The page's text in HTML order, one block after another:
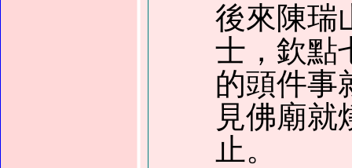
後來陳瑞
士，欽點
的頭件事
見佛廟就
止。